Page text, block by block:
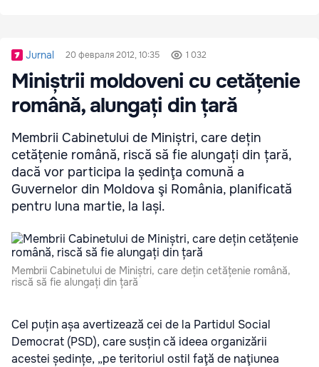
Jurnal 20 февраля 2012, 10:35 1 032
Miniștrii moldoveni cu cetățenie
română, alungați din țară
Membrii Cabinetului de Miniștri, care dețin
cetățenie română, riscă să fie alungați din țară,
dacă vor participa la ședinţa comună a
Guvernelor din Moldova şi România, planificată
pentru luna martie, la Iași.
Membrii Cabinetului de Miniștri, care dețin cetățenie română,
riscă să fie alungați din țară
Cel puțin așa avertizează cei de la Partidul Social
Democrat (PSD), care susțin că ideea organizării
acestei ședințe, „pe teritoriul ostil faţă de naţiunea